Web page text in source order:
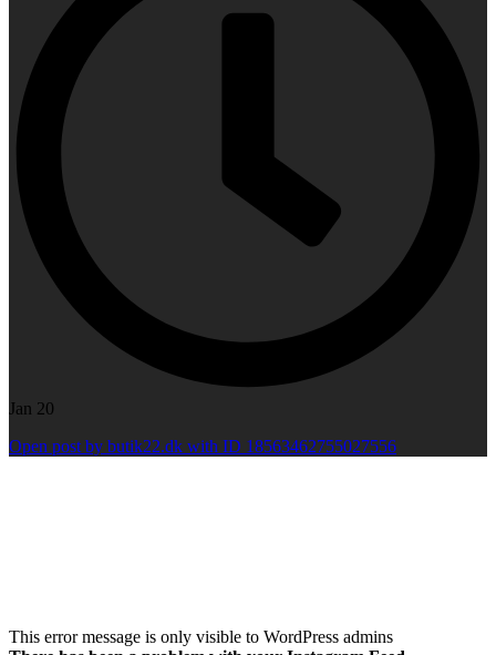
Jan 20
Open post by butik22.dk with ID 18563462755027556
This error message is only visible to WordPress admins